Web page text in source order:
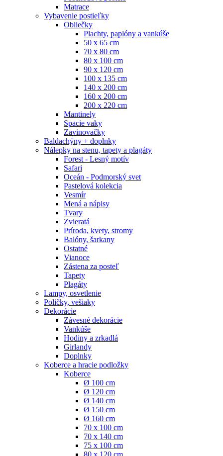
Matrace
Vybavenie postieľky
Obliečky
Plachty, paplóny a vankúše
50 x 65 cm
70 x 80 cm
80 x 100 cm
90 x 120 cm
100 x 135 cm
140 x 200 cm
160 x 200 cm
200 x 220 cm
Mantinely
Spacie vaky
Zavinovačky
Baldachýny + doplnky
Nálepky na stenu, tapety a plagáty
Forest - Lesný motív
Safari
Oceán - Podmorský svet
Pastelová kolekcia
Vesmír
Mená a nápisy
Tvary
Zvieratá
Príroda, kvety, stromy
Balóny, šarkany
Ostatné
Vianoce
Zástena za posteľ
Tapety
Plagáty
Lampy, osvetlenie
Poličky, vešiaky
Dekorácie
Závesné dekorácie
Vankúše
Hodiny a zrkadlá
Girlandy
Doplnky
Koberce a hracie podložky
Koberce
Ø 100 cm
Ø 120 cm
Ø 140 cm
Ø 150 cm
Ø 160 cm
70 x 100 cm
70 x 140 cm
75 x 100 cm
80 x 120 cm